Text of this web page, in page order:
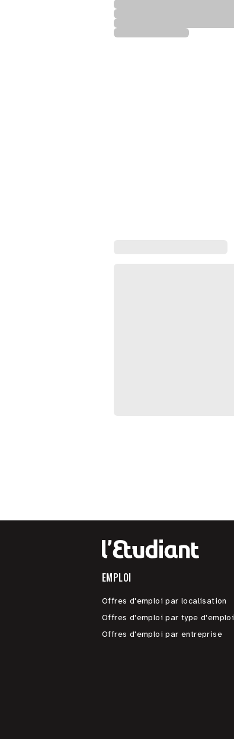
EMPLOI
Offres d'emploi par localisation
Offres d'emploi par type d'emploi
Offres d'emploi par entreprise